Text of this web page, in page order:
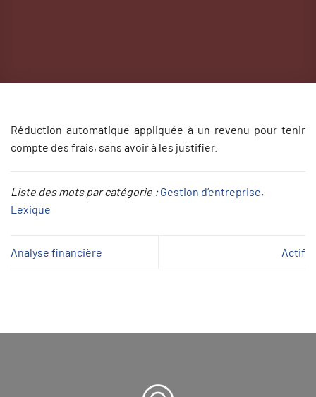
Réduction automatique appliquée à un revenu pour tenir
compte des frais, sans avoir à les justifier.
Liste des mots par catégorie : Gestion d’entreprise
Lexique
Analyse financière Actif